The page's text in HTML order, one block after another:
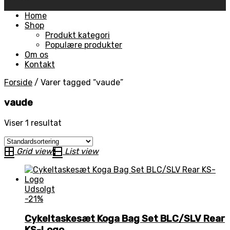
Skip
Home
Shop
Produkt kategori
Populære produkter
Om os
Kontakt
Forside / Varer tagged “vaude”
vaude
Viser 1 resultat
Grid view List view
Udsolgt
-21%
Cykeltaskesæt Koga Bag Set BLC/SLV Rear